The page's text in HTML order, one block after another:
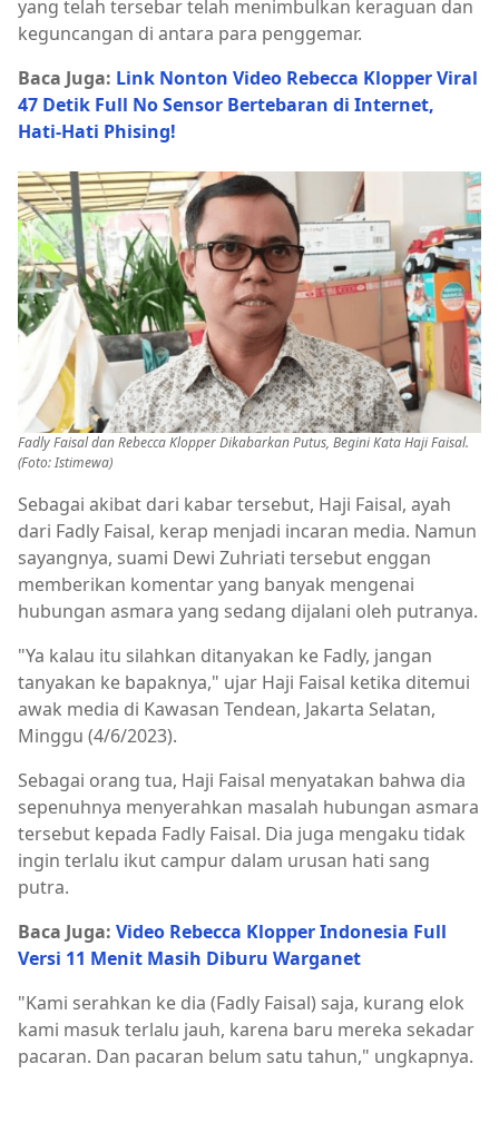
yang telah tersebar telah menimbulkan keraguan dan
keguncangan di antara para penggemar.
Baca Juga: Link Nonton Video Rebecca Klopper Viral
47 Detik Full No Sensor Bertebaran di Internet,
Hati-Hati Phising!
Fadly Faisal dan Rebecca Klopper Dikabarkan Putus, Begini Kata Haji Faisal.
(Foto: Istimewa)
Sebagai akibat dari kabar tersebut, Haji Faisal, ayah
dari Fadly Faisal, kerap menjadi incaran media. Namun
sayangnya, suami Dewi Zuhriati tersebut enggan
memberikan komentar yang banyak mengenai
hubungan asmara yang sedang dijalani oleh putranya.
"Ya kalau itu silahkan ditanyakan ke Fadly, jangan
tanyakan ke bapaknya," ujar Haji Faisal ketika ditemui
awak media di Kawasan Tendean, Jakarta Selatan,
Minggu (4/6/2023).
Sebagai orang tua, Haji Faisal menyatakan bahwa dia
sepenuhnya menyerahkan masalah hubungan asmara
tersebut kepada Fadly Faisal. Dia juga mengaku tidak
ingin terlalu ikut campur dalam urusan hati sang
putra.
Baca Juga: Video Rebecca Klopper Indonesia Full
Versi 11 Menit Masih Diburu Warganet
"Kami serahkan ke dia (Fadly Faisal) saja, kurang elok
kami masuk terlalu jauh, karena baru mereka sekadar
pacaran. Dan pacaran belum satu tahun," ungkapnya.